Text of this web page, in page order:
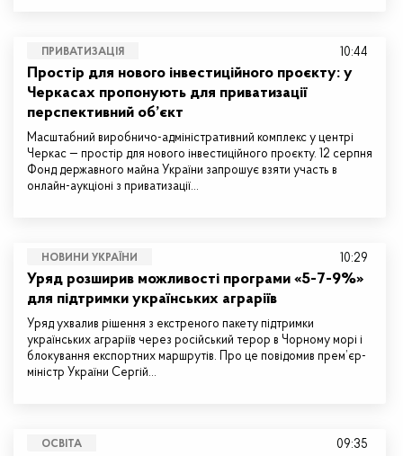
ПРИВАТИЗАЦІЯ
Простір для нового інвестиційного проєкту: у
Черкасах пропонують для приватизації
перспективний об’єкт
Масштабний виробничо-адміністративний комплекс у центрі
Черкас — простір для нового інвестиційного проєкту. 12 серпня
Фонд державного майна України запрошує взяти участь в
онлайн-аукціоні з приватизації…
10:44
НОВИНИ УКРАЇНИ
Уряд розширив можливості програми «5-7-9%»
для підтримки українських аграріїв
Уряд ухвалив рішення з екстреного пакету підтримки
українських аграріїв через російський терор в Чорному морі і
блокування експортних маршрутів. Про це повідомив прем’єр-
міністр України Сергій…
10:29
ОСВІТА 09:35